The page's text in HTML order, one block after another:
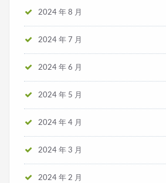
2024 年 8 月
2024 年 7 月
2024 年 6 月
2024 年 5 月
2024 年 4 月
2024 年 3 月
2024 年 2 月